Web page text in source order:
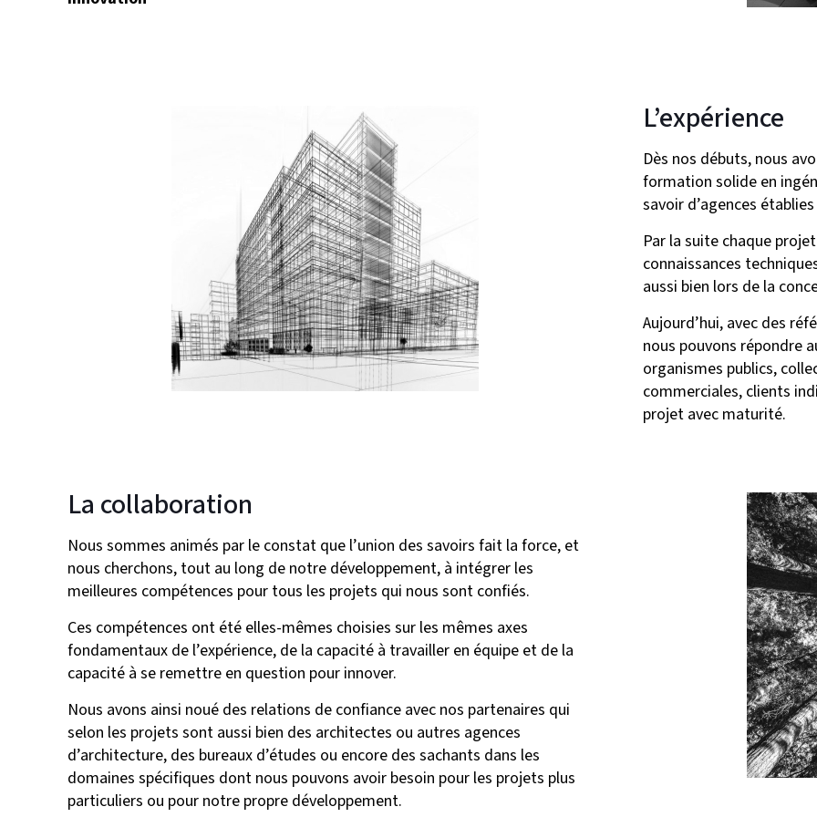
L’expérience
Dès nos débuts, nous
formation solide en
savoir d’agences
Par la suite chaque
connaissances
aussi bien lors de la
Aujourd’hui, avec des
nous pouvons répondre
organismes publics,
commerciales, clients
projet avec maturité.
La collaboration
Nous sommes animés par le constat que l’union des savoirs fait la force, et
nous cherchons, tout au long de notre développement, à intégrer les
meilleures compétences pour tous les projets qui nous sont confiés.
Ces compétences ont été elles-mêmes choisies sur les mêmes axes
fondamentaux de l’expérience, de la capacité à travailler en équipe et de la
capacité à se remettre en question pour innover.
Nous avons ainsi noué des relations de confiance avec nos partenaires qui
selon les projets sont aussi bien des architectes ou autres agences
d’architecture, des bureaux d’études ou encore des sachants dans les
domaines spécifiques dont nous pouvons avoir besoin pour les projets plus
particuliers ou pour notre propre développement.